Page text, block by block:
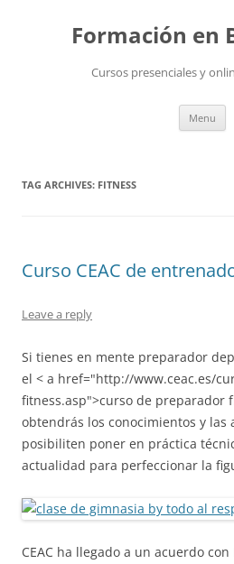
Formación en
Cursos presenciales y
Menu
TAG ARCHIVES: FITNESS
Curso CEAC de
Leave a reply
Si tienes en mente preparador
el < a href="http://www.ceac.es/
fitness.asp">curso de preparador
obtendrás los conocimientos y las
posibiliten poner en práctica
actualidad para perfeccionar la
CEAC ha llegado a un acuerdo con